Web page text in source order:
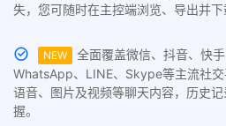
失，您可随时在主控端浏览、导出并下
NEW
全面覆盖微信、抖音、快
WhatsApp、LINE、Skype等主流社交
语音、图片及视频等聊天内容，历史
握。